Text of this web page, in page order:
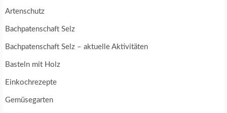
Artenschutz
Bachpatenschaft Selz
Bachpatenschaft Selz – aktuelle Aktivitäten
Basteln mit Holz
Einkochrezepte
Gemüsegarten